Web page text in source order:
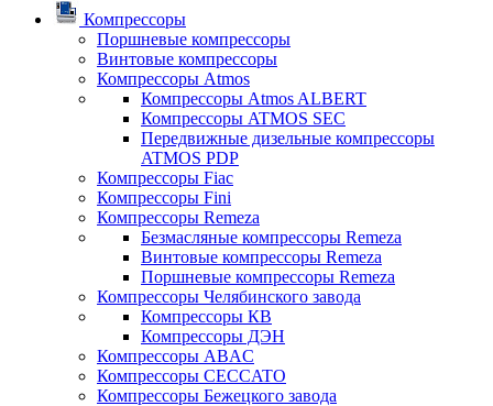
Компрессоры
Поршневые компрессоры
Винтовые компрессоры
Компрессоры Atmos
Компрессоры Atmos ALBERT
Компрессоры ATMOS SEC
Передвижные дизельные компрессоры
ATMOS PDP
Компрессоры Fiac
Компрессоры Fini
Компрессоры Remeza
Безмасляные компрессоры Remeza
Винтовые компрессоры Remeza
Поршневые компрессоры Remeza
Компрессоры Челябинского завода
Компрессоры КВ
Компрессоры ДЭН
Компрессоры ABAC
Компрессоры CECCATO
Компрессоры Бежецкого завода